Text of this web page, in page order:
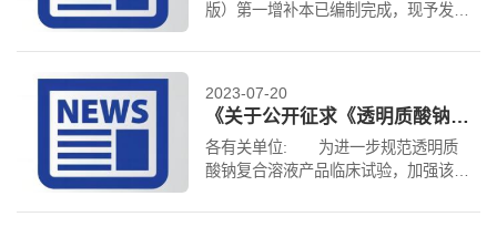
版）第一增补本已编制完成，现予发布
施行。 特此公告。 附件：《...
2023-07-20
《关于公开征求《透明质酸钠复合溶液临床试验技术审评要点（征求意见稿）》意见的通知》
各有关单位: 为进一步规范透明质
酸钠复合溶液产品临床试验，加强该类
《透明质酸钠复合溶液临床试验技...